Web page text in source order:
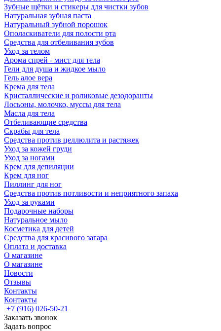
Зубные щётки и стикеры для чистки зубов
Натуральная зубная паста
Натуральный зубной порошок
Ополаскиватели для полости рта
Средства для отбеливания зубов
Уход за телом
Арома спрей - мист для тела
Гели для душа и жидкое мыло
Гель алое вера
Крема для тела
Кристаллические и роликовые дезодоранты
Лосьоны, молочко, муссы для тела
Масла для тела
Отбеливающие средства
Скрабы для тела
Средства против целлюлита и растяжек
Уход за кожей груди
Уход за ногами
Крем для депиляции
Крем для ног
Пиллинг для ног
Средства против потливости и неприятного запаха
Уход за руками
Подарочные наборы
Натуральное мыло
Косметика для детей
Средства для красивого загара
Оплата и доставка
О магазине
О магазине
Новости
Отзывы
Контакты
Контакты
+7 (916) 026-50-21
Заказать звонок
Задать вопрос